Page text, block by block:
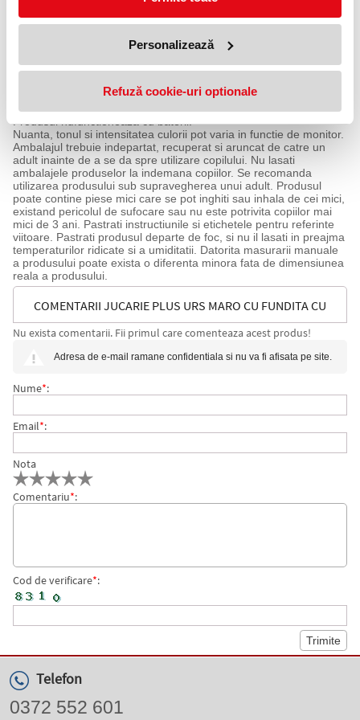
Personalizează
Refuză cookie-uri optionale
vor cucerii pe cei mici si cu bucurie il vor stange in brate pe cel
mai nou prieten din plus.
Varsta recomandata: +3 ani
Produsul este nou si comercializat in ambalajul original al
producatorului. Imaginile de pe site au caracter informativ.
Produsul nufunctioneaza cu baterii.
Nuanta, tonul si intensitatea culorii pot varia in functie de monitor.
Ambalajul trebuie indepartat, recuperat si aruncat de catre un
adult inainte de a se da spre utilizare copilului. Nu lasati
ambalajele produselor la indemana copiilor. Se recomanda
utilizarea produsului sub supravegherea unui adult. Produsul
poate contine piese mici care se pot inghiti sau inhala de cei mici,
existand pericolul de sufocare sau nu este potrivita copiilor mai
mici de 3 ani. Pastrati instructiunile si etichetele pentru referinte
viitoare. Pastrati produsul departe de foc, si nu il lasati in preajma
temperaturilor ridicate si a umiditatii. Datorita masurarii manuale
a produsului poate exista o diferenta minora fata de dimensiunea
reala a produsului.
COMENTARII JUCARIE PLUS URS MARO CU FUNDITA CU
Nu exista comentarii. Fii primul care comenteaza acest produs!
Adresa de e-mail ramane confidentiala si nu va fi afisata pe site.
Nume*:
Email*:
Nota
Comentariu*:
Cod de verificare*:
Telefon
0372 552 601